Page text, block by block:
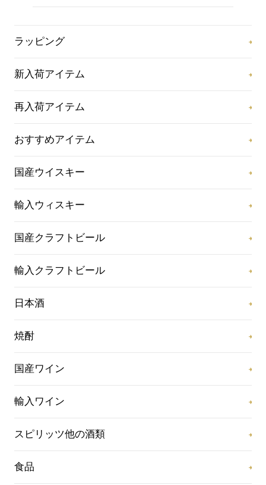
ラッピング
新入荷アイテム
再入荷アイテム
おすすめアイテム
国産ウイスキー
輸入ウィスキー
国産クラフトビール
輸入クラフトビール
日本酒
焼酎
国産ワイン
輸入ワイン
スピリッツ他の酒類
食品